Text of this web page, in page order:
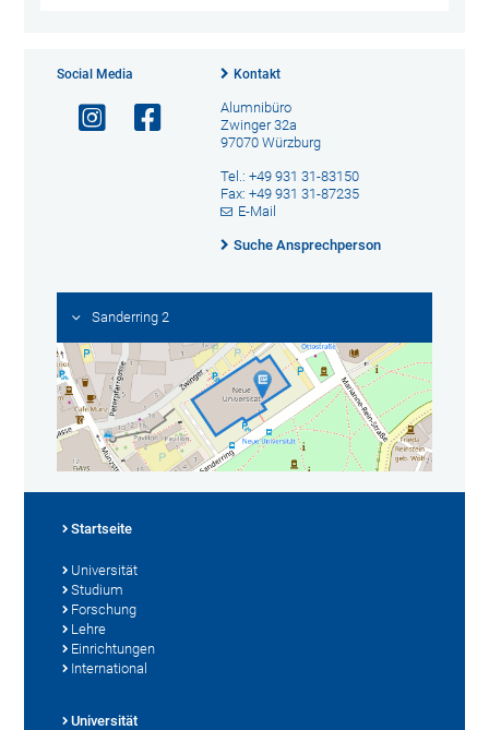
Social Media Kontakt
Alumnibüro
Zwinger 32a
97070 Würzburg
Tel.: +49 931 31-83150
Fax: +49 931 31-87235
E-Mail
Suche Ansprechperson
Sanderring 2
Startseite
Universität
Studium
Forschung
Lehre
Einrichtungen
International
Universität